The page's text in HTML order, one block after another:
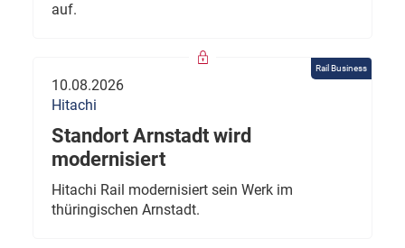
auf.
Rail Business
10.08.2026
Hitachi
Standort Arnstadt wird
modernisiert
Hitachi Rail modernisiert sein Werk im
thüringischen Arnstadt.